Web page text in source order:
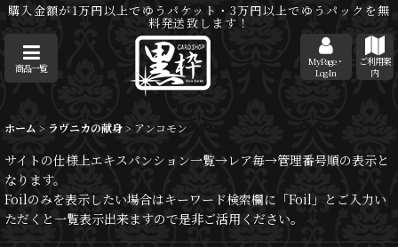
購入金額が1万円以上でゆうパケット・3万円以上でゆうパックを無
料発送致します！
商品一覧
MyPage・
Log-In
ご利用案
内
ホーム > ラヴニカの献身> アンコモン
サイトの仕様上エキスパンション一覧→レア毎→管理番号順の表示と
なります。
Foilのみを表示したい場合はキーワード検索欄に「Foil」とご入力い
ただくと一覧表示出来ますので是非ご活用ください。